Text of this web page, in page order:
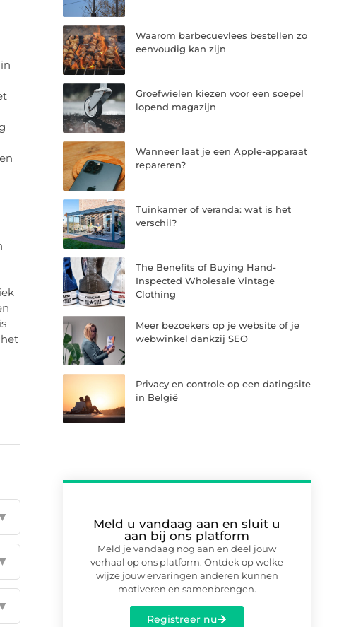
Waarom barbecuevlees bestellen zo
eenvoudig kan zijn
Groefwielen kiezen voor een soepel
lopend magazijn
Wanneer laat je een Apple-apparaat
repareren?
Tuinkamer of veranda: wat is het
verschil?
The Benefits of Buying Hand-
Inspected Wholesale Vintage
Clothing
Meer bezoekers op je website of je
webwinkel dankzij SEO
Privacy en controle op een datingsite
in België
Meld u vandaag aan en sluit u
aan bij ons platform
Meld je vandaag nog aan en deel jouw
verhaal op ons platform. Ontdek op welke
wijze jouw ervaringen anderen kunnen
motiveren en samenbrengen.
Registreer nu